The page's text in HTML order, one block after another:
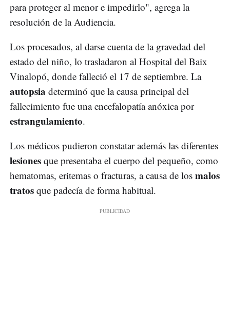
para proteger al menor e impedirlo", agrega la
resolución de la Audiencia.
Los procesados, al darse cuenta de la gravedad del
estado del niño, lo trasladaron al Hospital del Baix
Vinalopó, donde falleció el 17 de septiembre. La
autopsia determinó que la causa principal del
fallecimiento fue una encefalopatía anóxica por
estrangulamiento.
Los médicos pudieron constatar además las diferentes
lesiones que presentaba el cuerpo del pequeño, como
hematomas, eritemas o fracturas, a causa de los malos
tratos que padecía de forma habitual.